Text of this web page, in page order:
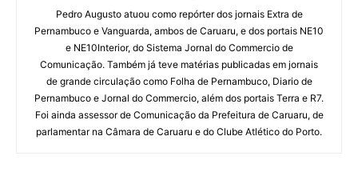
Pedro Augusto atuou como repórter dos jornais Extra de
Pernambuco e Vanguarda, ambos de Caruaru, e dos portais NE10
e NE10Interior, do Sistema Jornal do Commercio de
Comunicação. Também já teve matérias publicadas em jornais
de grande circulação como Folha de Pernambuco, Diario de
Pernambuco e Jornal do Commercio, além dos portais Terra e R7.
Foi ainda assessor de Comunicação da Prefeitura de Caruaru, de
parlamentar na Câmara de Caruaru e do Clube Atlético do Porto.